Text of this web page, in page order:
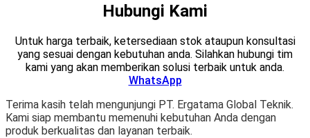
Hubungi Kami
Untuk harga terbaik, ketersediaan stok ataupun konsultasi
yang sesuai dengan kebutuhan anda. Silahkan hubungi tim
kami yang akan memberikan solusi terbaik untuk anda.
WhatsApp
Terima kasih telah mengunjungi PT. Ergatama Global Teknik.
Kami siap membantu memenuhi kebutuhan Anda dengan
produk berkualitas dan layanan terbaik.